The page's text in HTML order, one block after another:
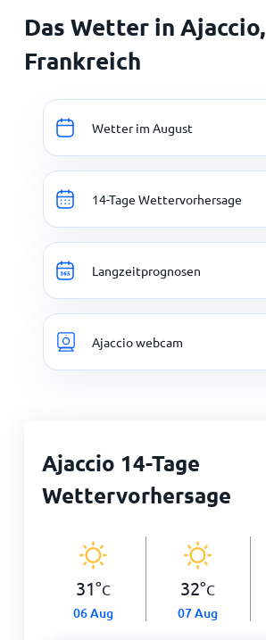
Das Wetter in Ajaccio,
Frankreich
Wetter im August
14-Tage Wettervorhersage
Langzeitprognosen
Ajaccio webcam
Ajaccio 14-Tage
Wettervorhersage
31°C
06 Aug
32°C
07 Aug